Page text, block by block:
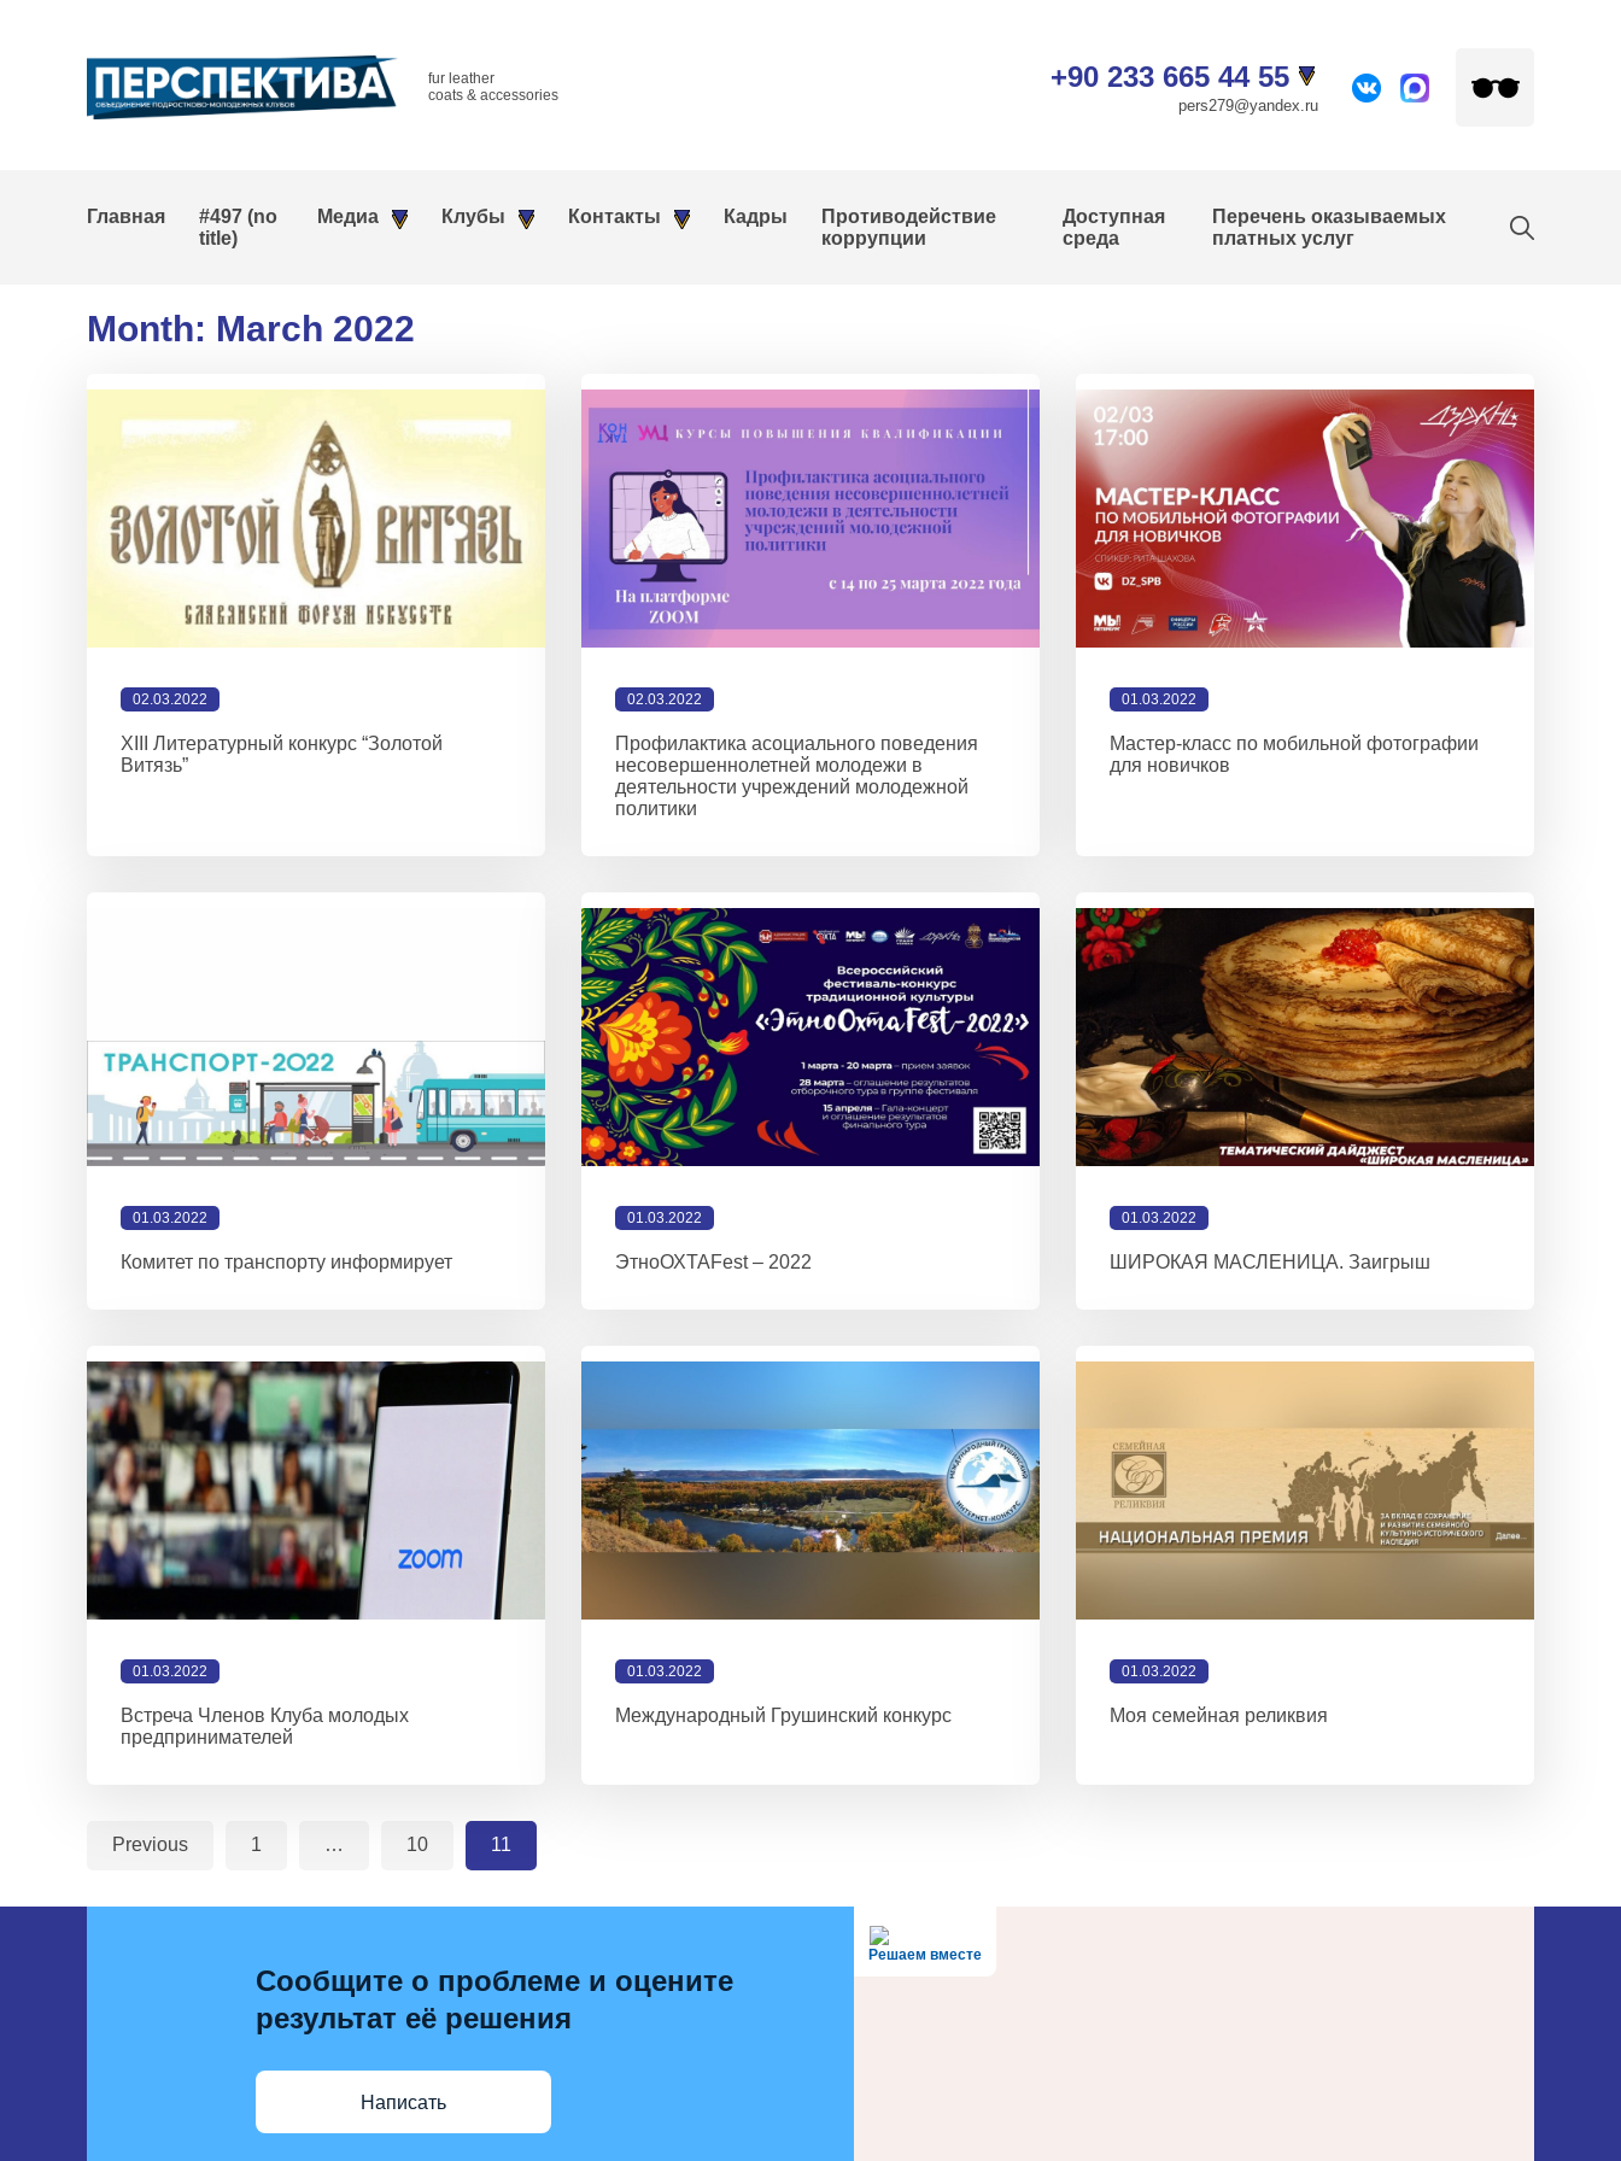
fur leather
coats & accessories
+90 233 665 44 55
pers279@yandex.ru
Главная
#497 (no
title)
Медиа Клубы Контакты Кадры
Противодействие
коррупции
Доступная
среда
Перечень оказываемых
платных услуг
Month: March 2022
XIII Литературный конкурс “Золотой
Витязь”
02.03.2022
Профилактика асоциального поведения
несовершеннолетней молодежи в
деятельности учреждений молодежной
политики
02.03.2022
Мастер-класс по мобильной фотографии
для новичков
01.03.2022
Комитет по транспорту информирует
01.03.2022
ЭтноОХТАFest – 2022
01.03.2022
ШИРОКАЯ МАСЛЕНИЦА. Заигрыш
01.03.2022
Встреча Членов Клуба молодых
предпринимателей
01.03.2022
Международный Грушинский конкурс
01.03.2022
Моя семейная реликвия
01.03.2022
Previous 1 … 10 11
Решаем вместе
Сообщите о проблеме и оцените
результат её решения
Написать